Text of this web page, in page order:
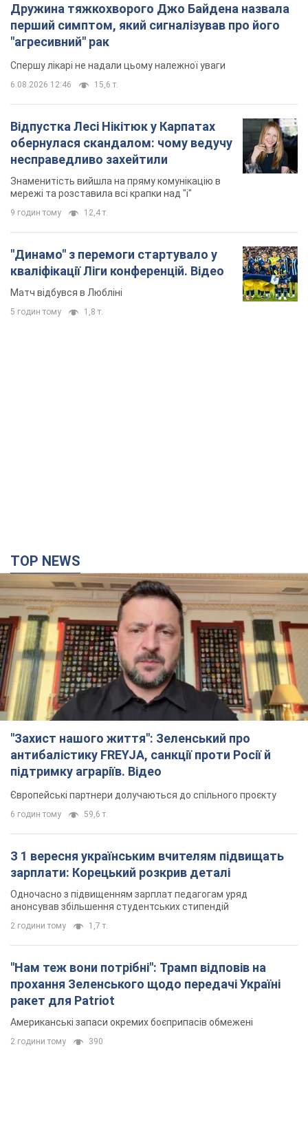
Дружина тяжкохворого Джо Байдена назвала
перший симптом, який сигналізував про його
"агресивний" рак
Спершу лікарі не надали цьому належної уваги
6.08.2026 12:46 15,6 т.
Відпустка Лесі Нікітюк у Карпатах
обернулася скандалом: чому ведучу
несправедливо захейтили
Знаменитість вийшла на пряму комунікацію в
мережі та розставила всі крапки над "і"
9 годин тому 12,4 т.
"Динамо" з перемоги стартувало у
кваліфікації Ліги конференцій. Відео
Матч відбувся в Любліні
5 годин тому 1,8 т.
TOP NEWS
"Захист нашого життя": Зеленський про
антибалістику FREYJA, санкції проти Росії й
підтримку аграріїв. Відео
Європейські партнери долучаються до спільного проєкту
6 годин тому 59,6 т.
З 1 вересня українським вчителям підвищать
зарплати: Корецький розкрив деталі
Одночасно з підвищенням зарплат педагогам уряд
анонсував збільшення студентських стипендій
2 години тому 1,7 т.
"Нам теж вони потрібні": Трамп відповів на
прохання Зеленського щодо передачі Україні
ракет для Patriot
Американські запаси окремих боєприпасів обмежені
2 години тому 390